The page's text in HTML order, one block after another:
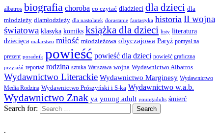
albatros biografia choroba co czytać dladzieci dla dzieci dla
młodzieży dlamłodzieży dla nastolatek dorastanie fantastyka historia II wojna
światowa klasyka komiks książka dla dzieci listy literatura
dziecięca malarstwo miłość młodzieżowa obyczajowa Paryż pomysł na
prezent poradnik powieść powieść dla dzieci powieść graficzna
przyjaźń reportaż rodzina sztuka Warszawa wojna Wydawnictwo Albatros
Wydawnictwo Literackie Wydawnictwo Marginesy Wydawnictwo
Media Rodzina Wydawnictwo Prószyński i S-ka Wydawnictwo w.a.b.
Wydawnictwo Znak ya young adult youngadults śmierć
Search for:
.